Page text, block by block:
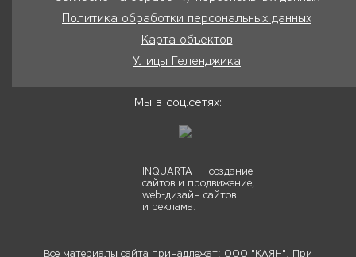
Политика обработки персональных данных
Карта объектов
Улицы Геленджика
Мы в соц.сетях:
INQUARTA — создание
сайтов и продвижение,
web-дизайн сайтов
и реклама.
Все материалы сайта принадлежат: ООО "КАЯН". При